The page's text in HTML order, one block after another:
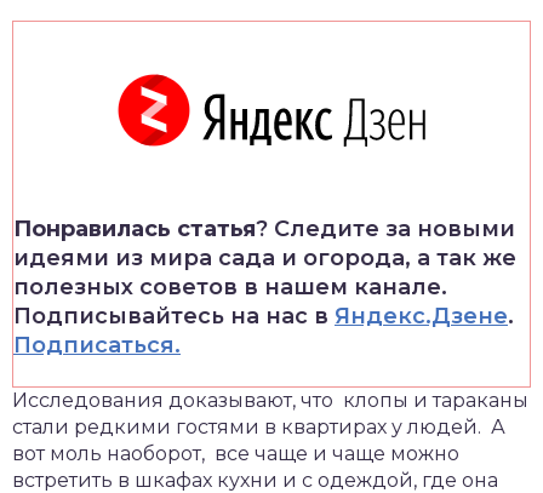
Понравилась статья? Следите за новыми
идеями из мира сада и огорода, а так же
полезных советов в нашем канале.
Подписывайтесь на нас в Яндекс.Дзене.
Подписаться.
Исследования доказывают, что клопы и тараканы
стали редкими гостями в квартирах у людей. А
вот моль наоборот, все чаще и чаще можно
встретить в шкафах кухни и с одеждой, где она